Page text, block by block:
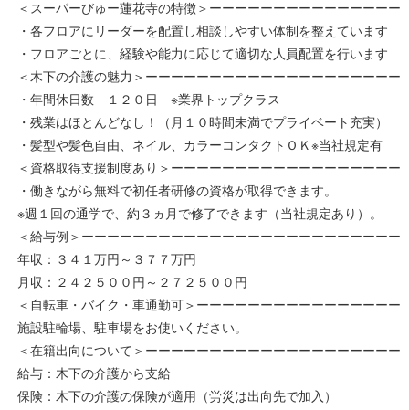
＜スーパーびゅー蓮花寺の特徴＞ーーーーーーーーーーーーーーー
・各フロアにリーダーを配置し相談しやすい体制を整えています
・フロアごとに、経験や能力に応じて適切な人員配置を行います
＜木下の介護の魅力＞ーーーーーーーーーーーーーーーーーーーー
・年間休日数 １２０日 ※業界トップクラス
・残業はほとんどなし！（月１０時間未満でプライベート充実）
・髪型や髪色自由、ネイル、カラーコンタクトＯＫ※当社規定有
＜資格取得支援制度あり＞ーーーーーーーーーーーーーーーーーー
・働きながら無料で初任者研修の資格が取得できます。
※週１回の通学で、約３ヵ月で修了できます（当社規定あり）。
＜給与例＞ーーーーーーーーーーーーーーーーーーーーーーーーー
年収：３４１万円～３７７万円
月収：２４２５００円～２７２５００円
＜自転車・バイク・車通勤可＞ーーーーーーーーーーーーーーーー
施設駐輪場、駐車場をお使いください。
＜在籍出向について＞ーーーーーーーーーーーーーーーーーーーー
給与：木下の介護から支給
保険：木下の介護の保険が適用（労災は出向先で加入）